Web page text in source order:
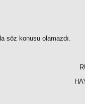
söz konusu olamazdı.